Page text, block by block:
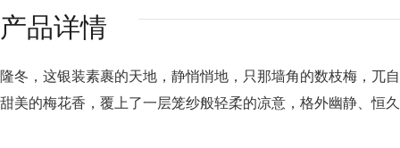
产品详情
隆冬，这银装素裹的天地，静悄悄地，只那墙角的数枝梅，兀
甜美的梅花香，覆上了一层笼纱般轻柔的凉意，格外幽静、恒